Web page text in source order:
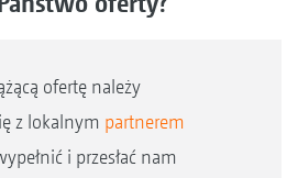
ofertę należy
z lokalnym partnerem
i przesłać nam